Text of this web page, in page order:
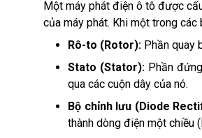
Một máy phát điện ô tô được
của máy phát. Khi một trong
Rô-to (Rotor): Phần quay
Stato (Stator):Phần
qua các cuộn dây của nó.
Bộ chỉnh lưu (Diode
thành dòng điện một chiều